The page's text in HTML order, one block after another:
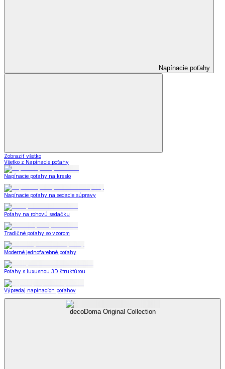
Napínacie poťahy
Zobraziť všetko
Všetko z Napínacie poťahy
Napínacie poťahy na kreslo
Napínacie poťahy na sedacie súpravy
Poťahy na rohovú sedačku
Tradičné poťahy so vzorom
Moderné jednofarebné poťahy
Poťahy s luxusnou 3D štruktúrou
Výpredaj napínacích poťahov
decoDoma Original Collection